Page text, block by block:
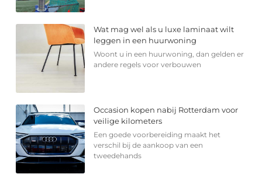
Wat mag wel als u luxe laminaat wilt
leggen in een huurwoning
Woont u in een huurwoning, dan gelden er
andere regels voor verbouwen
Occasion kopen nabij Rotterdam voor
veilige kilometers
Een goede voorbereiding maakt het
verschil bij de aankoop van een
tweedehands